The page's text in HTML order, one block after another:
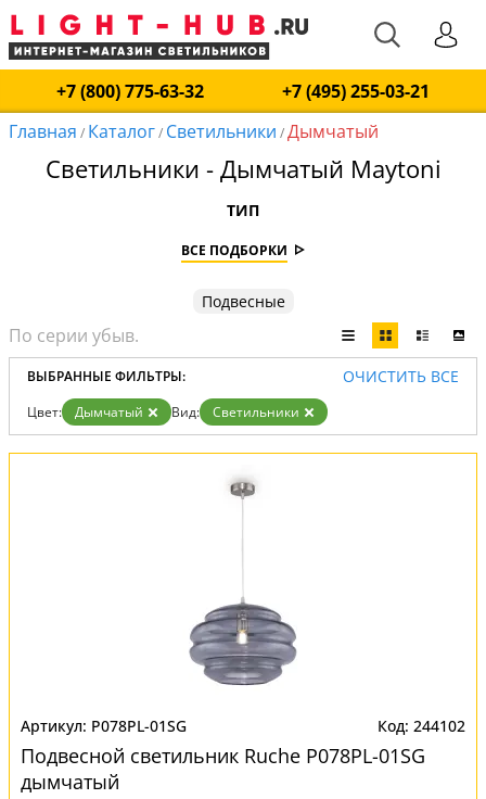
+7 (800) 775-63-32
+7 (495) 255-03-21
Главная / Каталог/ Светильники /Дымчатый
Светильники - Дымчатый Maytoni
ТИП
ВСЕ ПОДБОРКИ
Подвесные
ВЫБРАННЫЕ ФИЛЬТРЫ: ОЧИСТИТЬ ВСЕ
Цвет: Дымчатый Вид: Светильники
P078PL-01SG 244102
Подвесной светильник Ruche P078PL-01SG
дымчатый